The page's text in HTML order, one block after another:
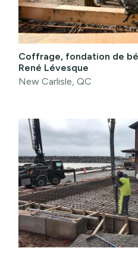
Coffrage, fondation de
René Lévesque
New Carlisle, QC